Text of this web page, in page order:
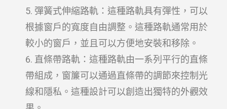
彈簧式伸縮路軌：這種路軌具有彈性，可以
根據窗戶的寬度自由調整。這種路軌通常用於
較小的窗戶，並且可以方便地安裝和移除。
直條帶路軌：這種路軌由一系列平行的直條
帶組成，窗簾可以通過直條帶的調節來控制光
線和隱私。這種設計可以創造出獨特的外觀效